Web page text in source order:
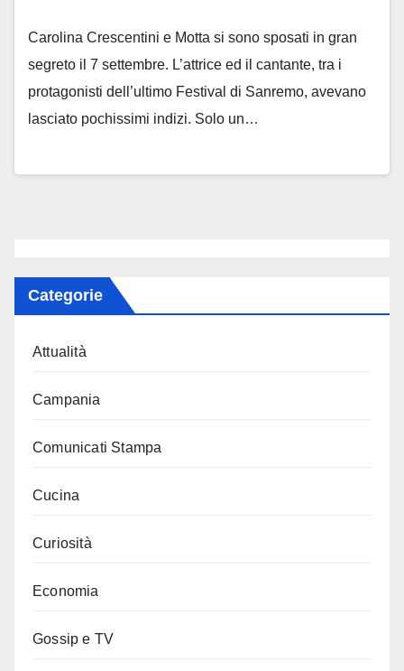
Carolina Crescentini e Motta si sono sposati in gran
segreto il 7 settembre. L’attrice ed il cantante, tra i
protagonisti dell’ultimo Festival di Sanremo, avevano
lasciato pochissimi indizi. Solo un…
Categorie
Attualità
Campania
Comunicati Stampa
Cucina
Curiosità
Economia
Gossip e TV